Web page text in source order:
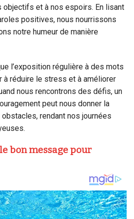
objectifs et à nos espoirs. En lisant
positives, nous nourrissons
notre humeur de manière
l’exposition régulière à des mots
réduire le stress et à améliorer
nous rencontrons des défis, un
peut nous donner la
rendant nos journées
bon message pour